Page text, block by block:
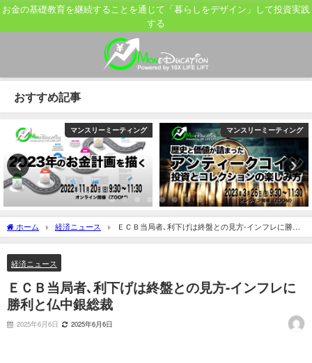
お金の基礎教育を継続することを通じて「暮らしをデザイン」して投資実践
する
おすすめ記事
マンスリーミーティング マンスリーミーティング
ホーム 経済ニュース
ＥＣＢ当局者､利下げは終盤との見方-インフレに勝利
と仏中銀総裁
経済ニュース
ＥＣＢ当局者､利下げは終盤との見方-インフレに
勝利と仏中銀総裁
2025年6月6日 2025年6月6日